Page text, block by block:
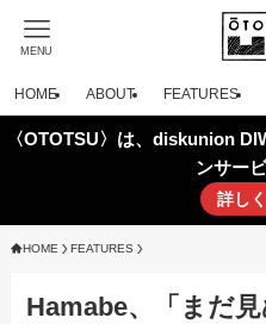
MENU
HOME ABOUT FEATURES
〈OTOTSU〉は、diskunion
ンサー
詳し
HOME FEATURES
Hamabe、「まだ